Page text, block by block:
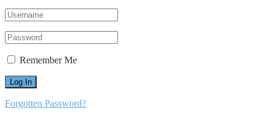
Remember Me
Forgotten Password?